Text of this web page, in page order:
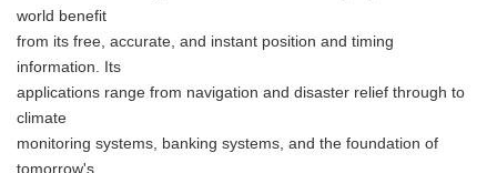
world benefit
from its free, accurate, and instant position and timing
information. Its
applications range from navigation and disaster relief through to
climate
monitoring systems, banking systems, and the foundation of
tomorrow's